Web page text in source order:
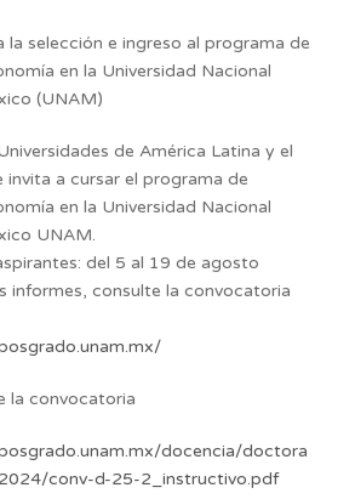
la selección e ingreso al programa de
en la Universidad Nacional
(UNAM)
de América Latina y el
invita a cursar el programa de
en la Universidad Nacional
UNAM.
del 5 al 19 de agosto
informes, consulte la convocatoria
la convocatoria
docencia/doctora
conv-d-25-2_instructivo.pdf